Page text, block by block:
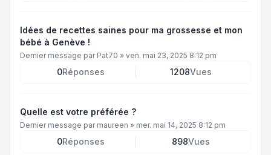
Idées de recettes saines pour ma grossesse et mon
bébé à Genève !
Dernier message par Pat70 » ven. mai 23, 2025 8:12 pm
0Réponses 1208Vues
Quelle est votre préférée ?
Dernier message par maureen » mer. mai 14, 2025 8:12 pm
0Réponses 898Vues